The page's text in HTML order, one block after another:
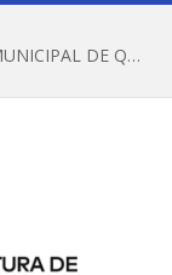
REGULAMENTO DO X CONCURSO INTERMUNICIPAL DE QUADRILHAS JUNINAS – 2026 – ARRAIÁ DA VENEZA